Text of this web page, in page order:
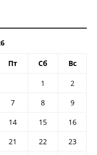
Пт Сб Вс
1
2
7 8
9
14 15
16
21 22
23